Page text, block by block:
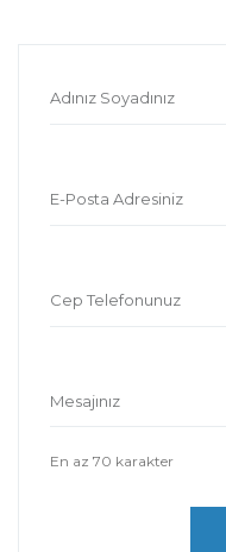
Adınız Soyadınız
E-Posta Adresiniz
Cep Telefonunuz
Mesajınız
En az 70 karakter